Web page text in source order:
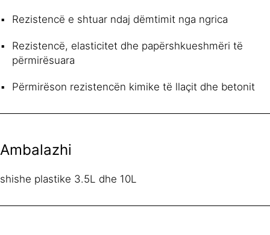
Rezistencë e shtuar ndaj dëmtimit nga ngrica
Rezistencë, elasticitet dhe papërshkueshmëri të
përmirësuara
Përmirëson rezistencën kimike të llaçit dhe betonit
Ambalazhi
shishe plastike 3.5L dhe 10L